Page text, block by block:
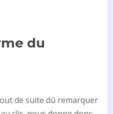
du
de suite dû remarquer